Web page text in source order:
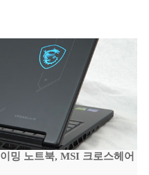
밍 노트북, MSI 크로스헤어